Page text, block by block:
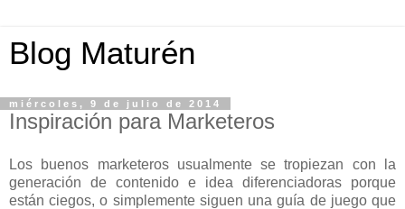
Blog Maturén
miércoles, 9 de julio de 2014
Inspiración para Marketeros
Los buenos marketeros usualmente se tropiezan con la
generación de contenido e idea diferenciadoras porque
están ciegos, o simplemente siguen una guía de juego que